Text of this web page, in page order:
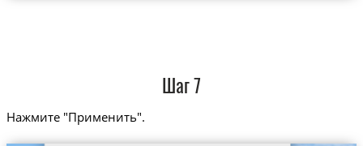
Шаг 7
Нажмите "Применить".